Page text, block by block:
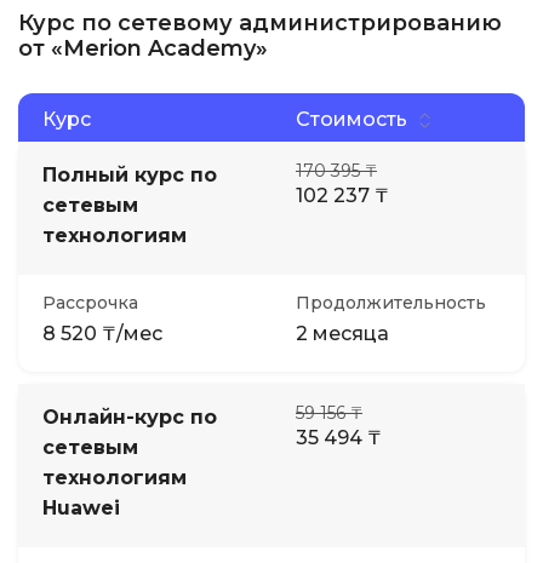
Курс по сетевому администрированию
от «Merion Academy»
Курс Стоимость
Полный курс по
сетевым
технологиям
170 395 ₸
102 237 ₸
Рассрочка
8 520 ₸/мес
Продолжительность
2 месяца
Онлайн-курс по
сетевым
технологиям
Huawei
59 156 ₸
35 494 ₸